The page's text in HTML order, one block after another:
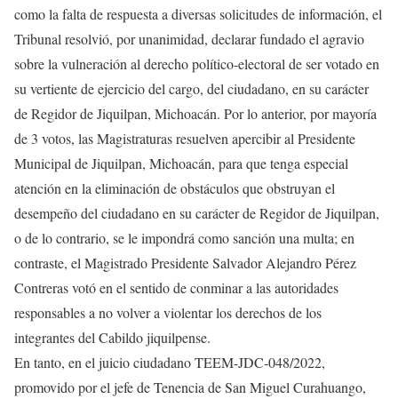
como la falta de respuesta a diversas solicitudes de información, el
Tribunal resolvió, por unanimidad, declarar fundado el agravio
sobre la vulneración al derecho político-electoral de ser votado en
su vertiente de ejercicio del cargo, del ciudadano, en su carácter
de Regidor de Jiquilpan, Michoacán. Por lo anterior, por mayoría
de 3 votos, las Magistraturas resuelven apercibir al Presidente
Municipal de Jiquilpan, Michoacán, para que tenga especial
atención en la eliminación de obstáculos que obstruyan el
desempeño del ciudadano en su carácter de Regidor de Jiquilpan,
o de lo contrario, se le impondrá como sanción una multa; en
contraste, el Magistrado Presidente Salvador Alejandro Pérez
Contreras votó en el sentido de conminar a las autoridades
responsables a no volver a violentar los derechos de los
integrantes del Cabildo jiquilpense.
En tanto, en el juicio ciudadano TEEM-JDC-048/2022,
promovido por el jefe de Tenencia de San Miguel Curahuango,